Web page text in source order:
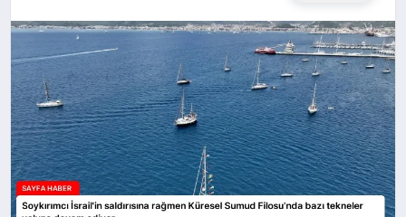
SAĞLIK
SPOR
YAŞAM